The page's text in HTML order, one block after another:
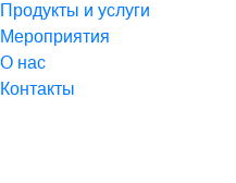
Продукты и услуги
Мероприятия
О нас
Контакты